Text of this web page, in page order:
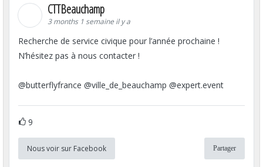
CTTBeauchamp
3 months 1 semaine il y a
Recherche de service civique pour l’année prochaine !
N’hésitez pas à nous contacter !
@butterflyfrance @ville_de_beauchamp @expert.event
9
Nous voir sur Facebook Partager